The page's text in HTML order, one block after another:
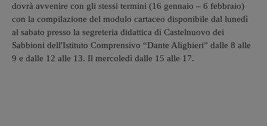
dovrà avvenire con gli stessi termini (16 gennaio – 6 febbraio)
con la compilazione del modulo cartaceo disponibile dal lunedì
al sabato presso la segreteria didattica di Castelnuovo dei
Sabbioni dell'Istituto Comprensivo “Dante Alighieri” dalle 8 alle
9 e dalle 12 alle 13. Il mercoledì dalle 15 alle 17.